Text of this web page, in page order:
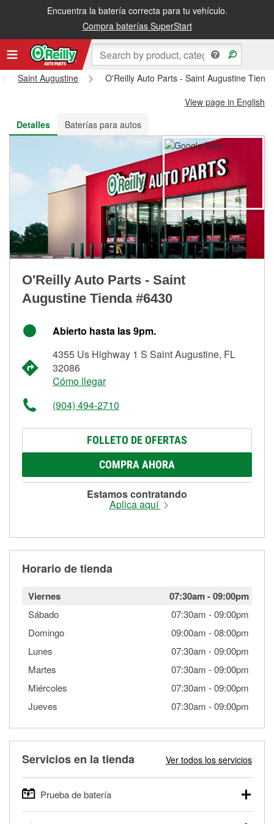
Encuentra la batería correcta para tu vehículo.
Compra baterías SuperStart
Recibe tu orden gratis al día siguiente o recógela en la tienda
Saint Augustine
O'Reilly Auto Parts - Saint Augustine
View page in English
Detalles
Baterías para autos
O'Reilly Auto Parts - Saint
Augustine Tienda #6430
Abierto hasta las 9pm.
4355 Us Highway 1 S Saint Augustine, FL
32086
Cómo llegar
(904) 494-2710
FOLLETO DE OFERTAS
COMPRA AHORA
Estamos contratando
Aplica aquí
Horario de tienda
Viernes 07:30am-09:00pm
Sábado 07:30am -09:00pm
Domingo
09:00am -08:00pm
Lunes
07:30am -09:00pm
Martes
07:30am -09:00pm
Miércoles
07:30am -09:00pm
Jueves
07:30am -09:00pm
Servicios en la tienda Ver todos los servicios
Prueba de batería